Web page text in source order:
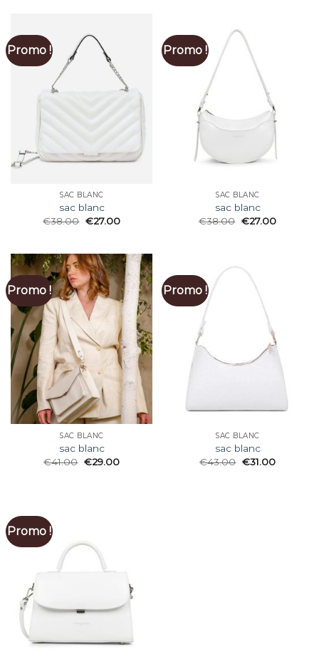
Promo !
SAC BLANC
sac blanc
€38.00 €27.00
Promo !
SAC BLANC
sac blanc
€38.00 €27.00
Promo !
SAC BLANC
sac blanc
€41.00 €29.00
Promo !
SAC BLANC
sac blanc
€43.00 €31.00
Promo !